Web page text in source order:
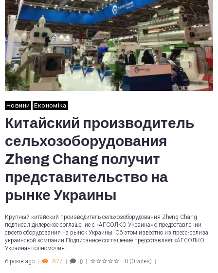
Новини Економіка
Китайский производитель
сельхозоборудования
Zheng Chang получит
представительство на
рынке Украины
Крупный китайский производитель сельхозоборудования Zheng Chang
подписал дилерское соглашение с «АГСОЛКО Украина» о предоставлении
своего оборудования на рынок Украины. Об этом известно из пресс-релиза
украинской компании.Подписанное соглашение предоставляет «АГСОЛКО
Украина» полномочия…
6 років ago
877 0 0 (0 votes)